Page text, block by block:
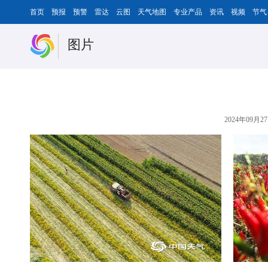
首页 预报 预警 雷达 云图 天气地图 专业产品 资讯 视频 节气
图片
2024年09月